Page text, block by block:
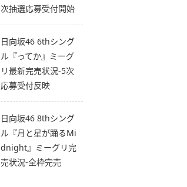
次抽選応募受付開始
日向坂46 6thシング
ル『ってか』ミーグ
リ最新完売状況-5次
応募受付反映
日向坂46 8thシング
ル『月と星が踊るMi
dnight』ミーグリ完
売状況-全枠完売